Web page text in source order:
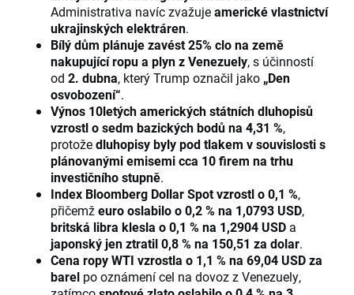
Administrativa navíc zvažujeamerické vlastnictví
ukrajinských elektráren.
Bílý dům plánuje zavést 25% clo na země
nakupující ropu a plyn z Venezuely, s účinností
od 2. dubna, který Trump označil jako „Den
osvobození“.
Výnos 10letých amerických státních dluhopisů
vzrostl o sedm bazických bodů na 4,31 %,
protožedluhopisy byly pod tlakem v souvislosti s
plánovanými emisemi cca 10 firem na trhu
investičního stupně.
Index Bloomberg Dollar Spot vzrostl o 0,1 %,
přičemžeuro oslabilo o 0,2 % na 1,0793 USD,
britská libra klesla o 0,1 % na 1,2904 USD a
japonský jen ztratil 0,8 % na 150,51 za dolar.
Cena ropy WTI vzrostla o 1,1 % na 69,04 USD za
barel po oznámení cel na dovoz z Venezuely,